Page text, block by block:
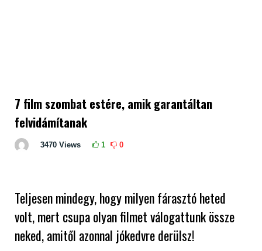
7 film szombat estére, amik garantáltan
felvidámítanak
3470 Views 1 0
Teljesen mindegy, hogy milyen fárasztó heted
volt, mert csupa olyan filmet válogattunk össze
neked, amitől azonnal jókedvre derülsz!